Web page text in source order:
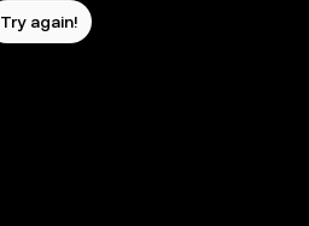
Try again!